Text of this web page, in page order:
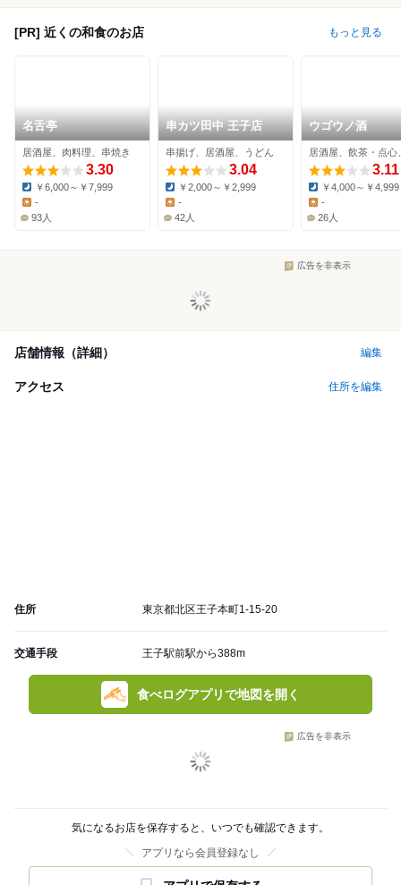
[PR] 近くの和食のお店 もっと見る
名舌亭
居酒屋、肉料理、串焼き
3.30
Dinner:
￥6,000～￥7,999
Lunch:
-
93人
串カツ田中 王子店
串揚げ、居酒屋、うどん
3.04
Dinner:
￥2,000～￥2,999
Lunch:
-
42人
ウゴウノ酒
3.11
Dinner:
￥4,000～￥4,999
Lunch:
-
26人
広告を非表示
店舗情報（詳細） 編集
アクセス 住所を編集
住所 東京都北区王子本町1-15-20
交通手段 王子駅前駅から388m
食べログアプリで地図を開く
広告を非表示
気になるお店を保存すると、いつでも確認できます。
アプリなら会員登録なし